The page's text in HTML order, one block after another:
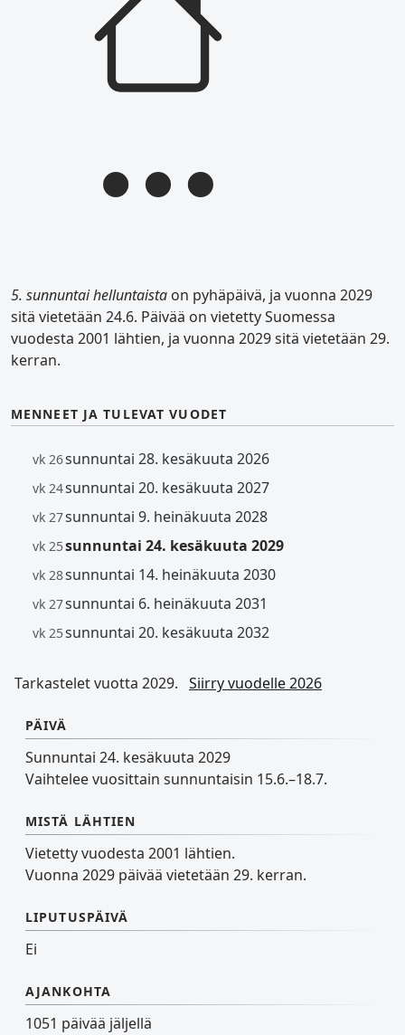
5. sunnuntai helluntaista on pyhäpäivä, ja vuonna 2029
sitä vietetään 24.6. Päivää on vietetty Suomessa
vuodesta 2001 lähtien, ja vuonna 2029 sitä vietetään 29.
kerran.
MENNEET JA TULEVAT VUODET
vk 26sunnuntai 28. kesäkuuta 2026
vk 24sunnuntai 20. kesäkuuta 2027
vk 27sunnuntai 9. heinäkuuta 2028
vk 25sunnuntai 24. kesäkuuta 2029
vk 28sunnuntai 14. heinäkuuta 2030
vk 27sunnuntai 6. heinäkuuta 2031
vk 25sunnuntai 20. kesäkuuta 2032
Tarkastelet vuotta 2029. Siirry vuodelle 2026
PÄIVÄ
Sunnuntai 24. kesäkuuta 2029
Vaihtelee vuosittain sunnuntaisin 15.6.–18.7.
MISTÄ LÄHTIEN
Vietetty vuodesta 2001 lähtien.
Vuonna 2029 päivää vietetään 29. kerran.
LIPUTUSPÄIVÄ
Ei
AJANKOHTA
1051 päivää jäljellä